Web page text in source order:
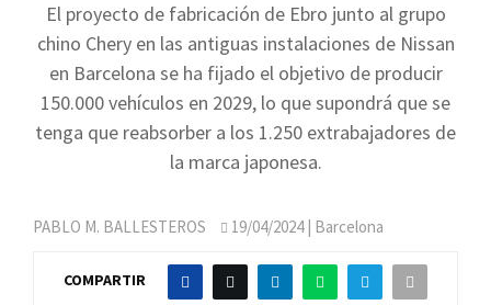
El proyecto de fabricación de Ebro junto al grupo
chino Chery en las antiguas instalaciones de Nissan
en Barcelona se ha fijado el objetivo de producir
150.000 vehículos en 2029, lo que supondrá que se
tenga que reabsorber a los 1.250 extrabajadores de
la marca japonesa.
PABLO M. BALLESTEROS 19/04/2024| Barcelona
COMPARTIR